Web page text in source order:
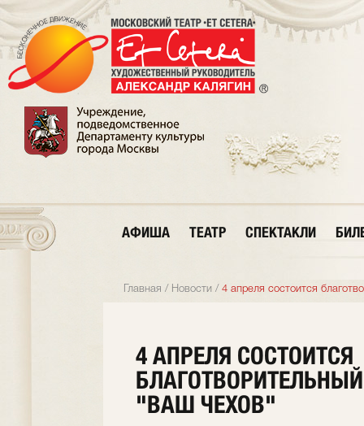
АФИША ТЕАТР СПЕКТАКЛИ
Главная / Новости / 4 апреля состоится
4 АПРЕЛЯ СОСТОИТСЯ
"ВАШ ЧЕХОВ"